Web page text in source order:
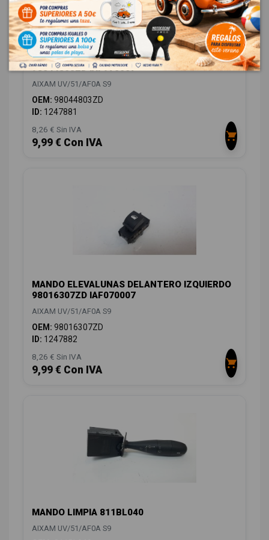
MANDO ELEVALUNAS DELANTERO DERECHO
98044803ZD IAF970007
AIXAM UV/51/AF0A S9
OEM: 98044803ZD
ID: 1247881
8,26 € Sin IVA
9,99 € Con IVA
MANDO ELEVALUNAS DELANTERO IZQUIERDO
98016307ZD IAF070007
AIXAM UV/51/AF0A S9
OEM: 98016307ZD
ID: 1247882
8,26 € Sin IVA
9,99 € Con IVA
MANDO LIMPIA 811BL040
AIXAM UV/51/AF0A S9